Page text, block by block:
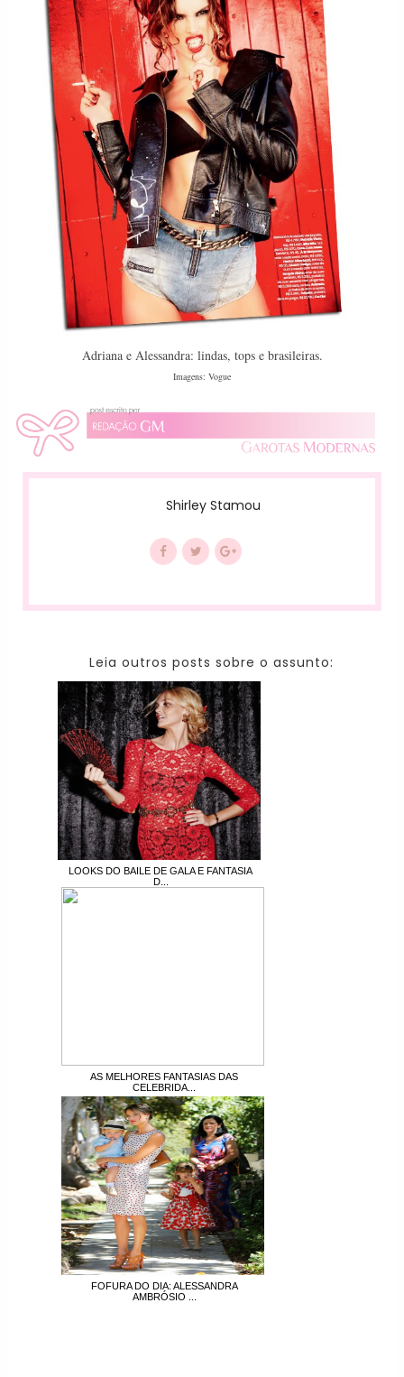
Adriana e Alessandra: lindas, tops e brasileiras.
Imagens: Vogue
Shirley Stamou
Leia outros posts sobre o assunto:
LOOKS DO BAILE DE GALA E FANTASIA
D...
AS MELHORES FANTASIAS DAS
CELEBRIDA...
FOFURA DO DIA: ALESSANDRA
AMBRÓSIO ...